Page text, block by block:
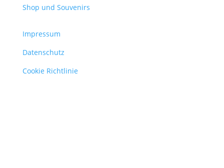
Shop und Souvenirs
Impressum
Datenschutz
Cookie Richtlinie